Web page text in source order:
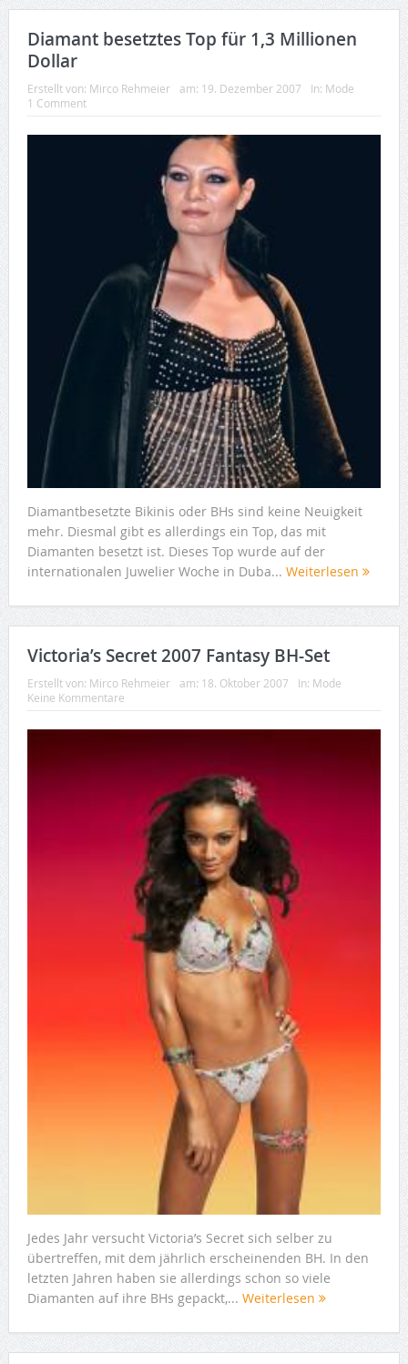
Diamant besetztes Top für 1,3 Millionen
Dollar
Erstellt von: Mirco Rehmeier am: 19. Dezember 2007 In: Mode
1 Comment
Diamantbesetzte Bikinis oder BHs sind keine Neuigkeit
mehr. Diesmal gibt es allerdings ein Top, das mit
Diamanten besetzt ist. Dieses Top wurde auf der
internationalen Juwelier Woche in Duba... Weiterlesen
Victoria’s Secret 2007 Fantasy BH-Set
Erstellt von: Mirco Rehmeier am: 18. Oktober 2007 In: Mode
Keine Kommentare
Jedes Jahr versucht Victoria’s Secret sich selber zu
übertreffen, mit dem jährlich erscheinenden BH. In den
letzten Jahren haben sie allerdings schon so viele
Diamanten auf ihre BHs gepackt,... Weiterlesen